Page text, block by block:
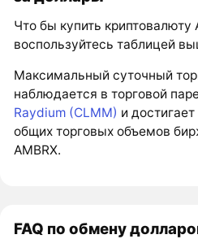
Что бы купить криптовалюту
воспользуйтесь таблицей
Максимальный суточный
наблюдается в торговой
Raydium (CLMM) и
общих торговых объемов
AMBRX.
FAQ по обмену